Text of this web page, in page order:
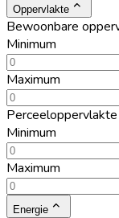
Oppervlakte
Bewoonbare
Minimum
Maximum
Perceeloppervlakte
Minimum
Maximum
Energie